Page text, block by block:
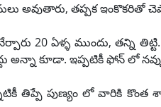
అవుతారు, తప్పక
20 ఏళ్ళ ముందు, తన్ని
అన్నా కూడా. ఇప్పటికీ ఫోన్ లో
తిప్పే పుణ్యం లో వారికి కొంత